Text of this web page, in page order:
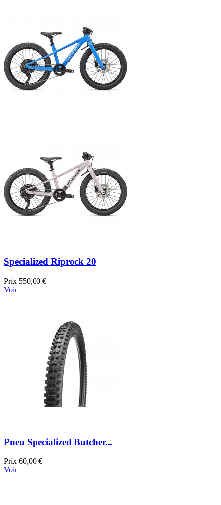
Specialized Riprock 20
Prix 550,00 €
Voir
Pneu Specialized Butcher...
Prix 60,00 €
Voir